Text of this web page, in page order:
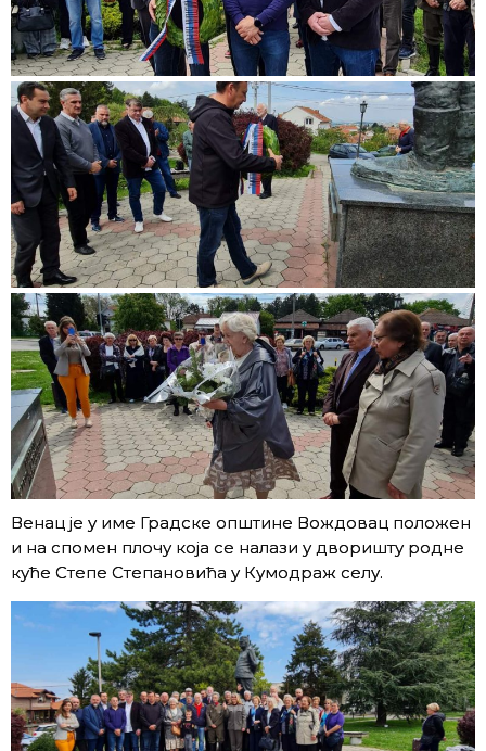
Венац је у име Градске општине Вождовац положен
и на спомен плочу која се налази у дворишту родне
куће Степе Степановића у Кумодраж селу.